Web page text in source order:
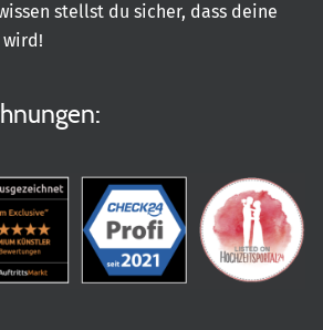
stellst du sicher, dass deine
wird!